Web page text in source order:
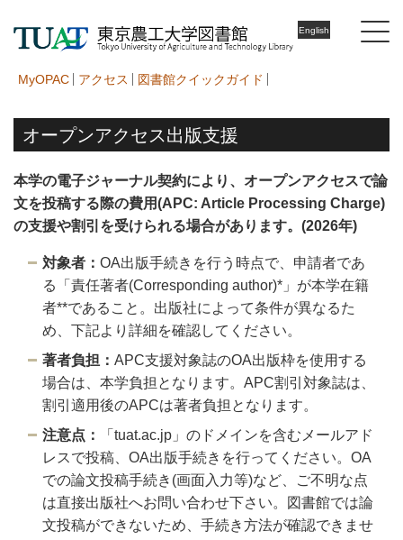
English
MyOPAC アクセス 図書館クイックガイド
オープンアクセス出版支援
本学の電子ジャーナル契約により、オープンアクセスで論
文を投稿する際の費用(APC: Article Processing Charge)
の支援や割引を受けられる場合があります。(2026年)
対象者： OA出版手続きを行う時点で、申請者であ
る「責任著者(Corresponding author)*」が本学在籍
者**であること。出版社によって条件が異なるた
め、下記より詳細を確認してください。
著者負担： APC支援対象誌のOA出版枠を使用する
場合は、本学負担となります。APC割引対象誌は、
割引適用後のAPCは著者負担となります。
注意点：
「tuat.ac.jp」のドメインを含むメールアド
レスで投稿、OA出版手続きを行ってください。OA
での論文投稿手続き(画面入力等)など、ご不明な点
は直接出版社へお問い合わせ下さい。図書館では論
文投稿ができないため、手続き方法が確認できませ